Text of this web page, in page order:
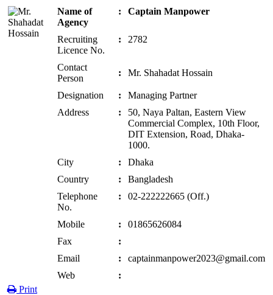
Name of
Agency
: Captain Manpower
Recruiting
Licence No.
: 2782
Contact
Person
: Mr. Shahadat Hossain
Designation :
Managing Partner
Address
:
50, Naya Paltan, Eastern View
Commercial Complex, 10th Floor,
DIT Extension, Road, Dhaka-
1000.
City
:
Dhaka
Country
:
Bangladesh
Telephone
No.
: 02-222222665 (Off.)
Mobile :
01865626084
Fax
:
Email
:
captainmanpower2023@gmail.com
Web
:
Print